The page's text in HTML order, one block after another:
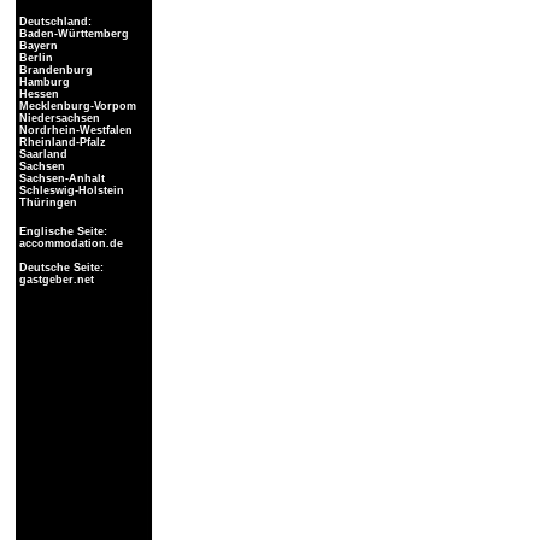
Deutschland:
Baden-Württemberg
Bayern
Berlin
Brandenburg
Hamburg
Hessen
Mecklenburg-Vorpom
Niedersachsen
Nordrhein-Westfalen
Rheinland-Pfalz
Saarland
Sachsen
Sachsen-Anhalt
Schleswig-Holstein
Thüringen
Englische Seite:
accommodation.de
Deutsche Seite:
gastgeber.net